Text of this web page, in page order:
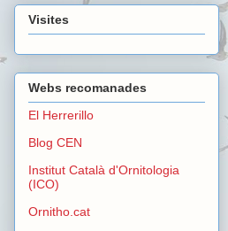
Visites
Webs recomanades
El Herrerillo
Blog CEN
Institut Català d'Ornitologia
(ICO)
Ornitho.cat